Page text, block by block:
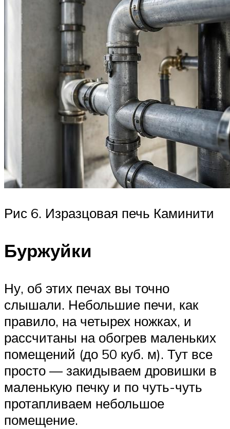
Рис 6. Изразцовая печь Каминити
Буржуйки
Ну, об этих печах вы точно
слышали. Небольшие печи, как
правило, на четырех ножках, и
рассчитаны на обогрев маленьких
помещений (до 50 куб. м). Тут все
просто — закидываем дровишки в
маленькую печку и по чуть-чуть
протапливаем небольшое
помещение.